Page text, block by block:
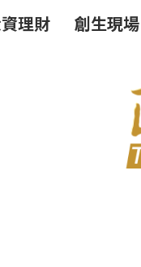
理財 創生現場